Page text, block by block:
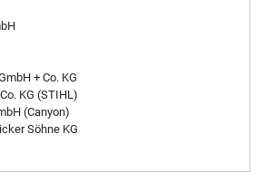
+ Co. KG
KG (STIHL)
(Canyon)
Söhne KG